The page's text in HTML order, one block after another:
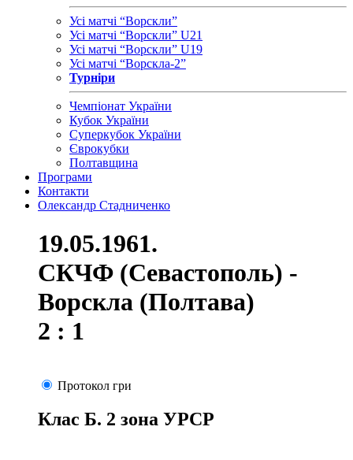
Усі матчі “Ворскли”
Усі матчі “Ворскли” U21
Усі матчі “Ворскли” U19
Усі матчі “Ворскла-2”
Турніри
Чемпіонат України
Кубок України
Суперкубок України
Єврокубки
Полтавщина
Програми
Контакти
Олександр Стадниченко
19.05.1961.
СКЧФ (Севастополь) -
Ворскла (Полтава)
2 : 1
Протокол гри
Клас Б. 2 зона УРСР